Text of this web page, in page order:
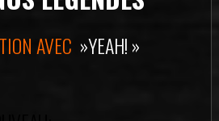
AVEC »YEAH! »